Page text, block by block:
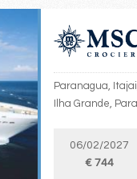
Paranagua,
Ilha Grande,
06/02/2027
€ 744